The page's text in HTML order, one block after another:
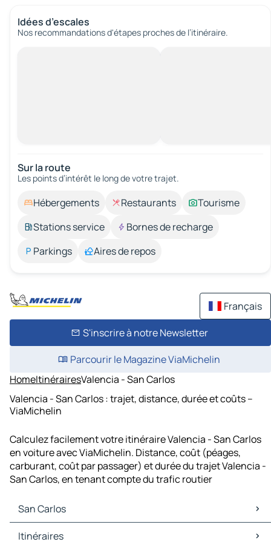
Idées d’escales
Nos recommandations d'étapes proches de l’itinéraire.
Sur la route
Les points d’intérêt le long de votre trajet.
Hébergements Restaurants
Tourisme
Stations service
Bornes de recharge
Parkings
Aires de repos
Français
S'inscrire à notre Newsletter
Parcourir le Magazine ViaMichelin
HomeItinérairesValencia - San Carlos
Valencia - San Carlos : trajet, distance, durée et coûts –
ViaMichelin
Calculez facilement votre itinéraire Valencia - San Carlos
en voiture avec ViaMichelin. Distance, coût (péages,
carburant, coût par passager) et durée du trajet Valencia -
San Carlos, en tenant compte du trafic routier
San Carlos
San Carlos Cartes et plans
Itinéraires